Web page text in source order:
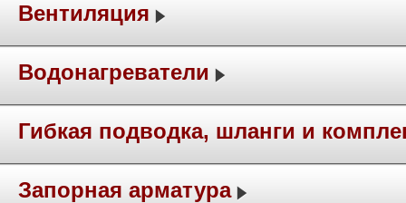
Вентиляция
Водонагреватели
Гибкая подводка, шланги и
Запорная арматура